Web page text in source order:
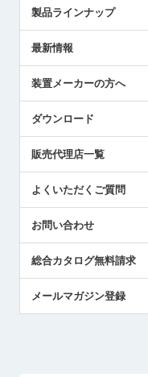
ごあいさつ
受賞履歴
採用情報
国/地域/言語
製品ラインナップ
ツールセッタ製品
エアマイクロセンサ製品
最新情報
メトロールの技術
社員ブログ
中小企業のBCP地震対策
センサのテクニカルガイド
社長ブログ
装置メーカーの方へ
ダウンロード
販売代理店一覧
よくいただくご質問
お問い合わせ
総合カタログ無料請求
メールマガジン登録